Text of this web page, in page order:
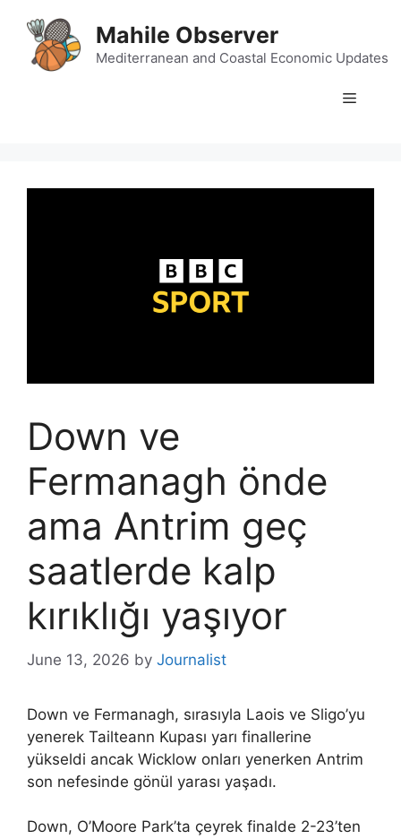
content
Mahile Observer
Mediterranean and Coastal Economic Updates
Menu
Down ve
Fermanagh önde
ama Antrim geç
saatlerde kalp
kırıklığı yaşıyor
June 13, 2026 by Journalist
Down ve Fermanagh, sırasıyla Laois ve Sligo’yu
yenerek Tailteann Kupası yarı finallerine
yükseldi ancak Wicklow onları yenerken Antrim
son nefesinde gönül yarası yaşadı.
Down, O’Moore Park’ta çeyrek finalde 2-23’ten